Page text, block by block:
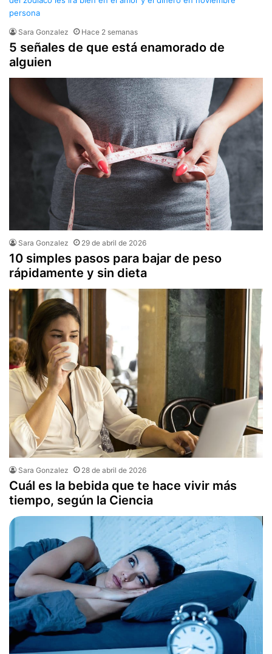
Sara Gonzalez Hace 2 semanas
5 señales de que está enamorado de
alguien
Sara Gonzalez 29 de abril de 2026
10 simples pasos para bajar de peso
rápidamente y sin dieta
Sara Gonzalez 28 de abril de 2026
Cuál es la bebida que te hace vivir más
tiempo, según la Ciencia